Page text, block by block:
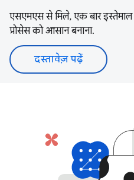
एसएमएस से मिले, एक बार इस्तेमाल
प्रोसेस को आसान बनाना.
दस्तावेज़ पढ़ें